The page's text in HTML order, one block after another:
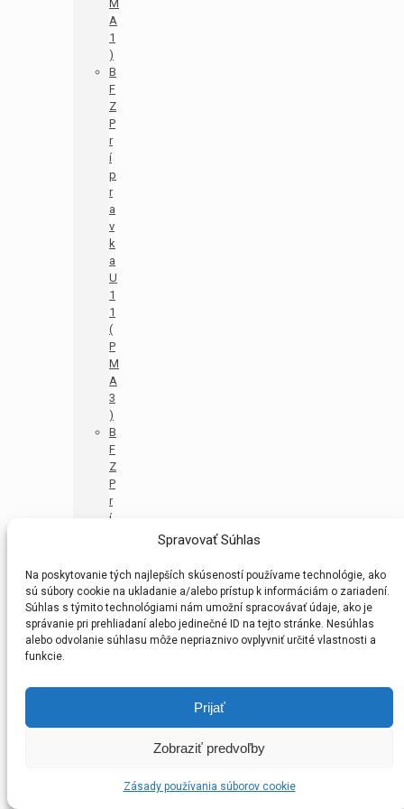
Spravovať Súhlas
Na poskytovanie tých najlepších skúseností používame technológie, ako
sú súbory cookie na ukladanie a/alebo prístup k informáciám o zariadení.
Súhlas s týmito technológiami nám umožní spracovávať údaje, ako je
správanie pri prehliadaní alebo jedinečné ID na tejto stránke. Nesúhlas
alebo odvolanie súhlasu môže nepriaznivo ovplyvniť určité vlastnosti a
funkcie.
Prijať
Zobraziť predvoľby
Zásady používania súborov cookie
M
A
1
)
B
F
Z
P
r
í
p
r
a
v
k
a
U
1
1
(
P
M
A
3
)
B
F
Z
P
r
í
a
v
k
a
U
–